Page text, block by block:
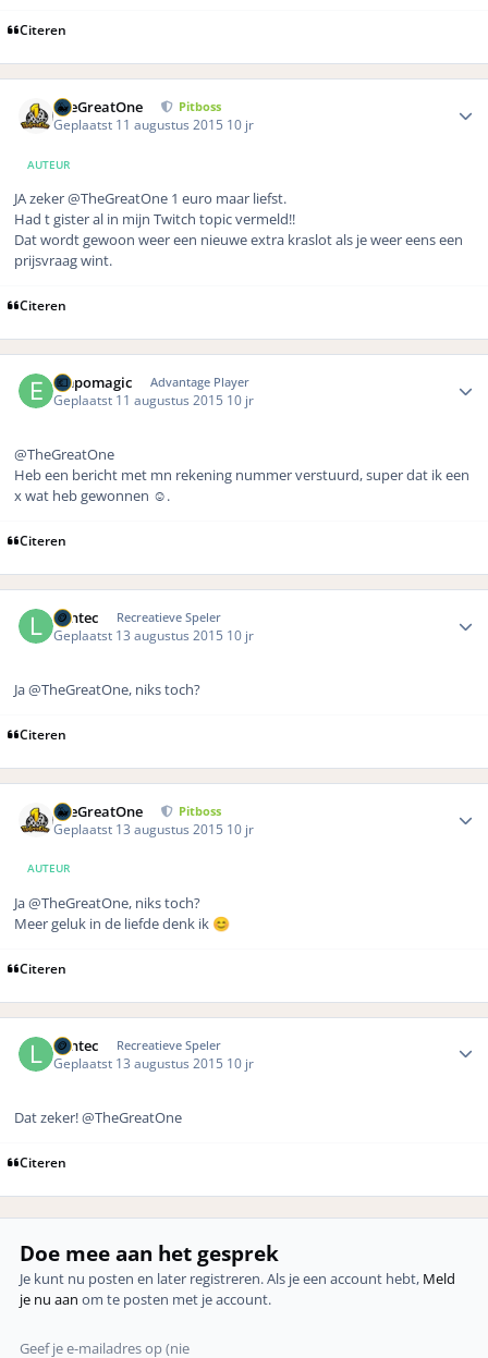
Citeren
TheGreatOne Pitboss
Geplaatst 11 augustus 2015 10 jr
AUTEUR
JA zeker @TheGreatOne 1 euro maar liefst.
Had t gister al in mijn Twitch topic vermeld!!
Dat wordt gewoon weer een nieuwe extra kraslot als je weer eens een
prijsvraag wint.
Citeren
empomagic Advantage Player
Geplaatst 11 augustus 2015 10 jr
@TheGreatOne
Heb een bericht met mn rekening nummer verstuurd, super dat ik een
x wat heb gewonnen ☺️.
Citeren
Lantec Recreatieve Speler
Geplaatst 13 augustus 2015 10 jr
Ja @TheGreatOne, niks toch?
Citeren
TheGreatOne Pitboss
Geplaatst 13 augustus 2015 10 jr
AUTEUR
Ja @TheGreatOne, niks toch?
Meer geluk in de liefde denk ik 😊
Citeren
Lantec Recreatieve Speler
Geplaatst 13 augustus 2015 10 jr
Dat zeker! @TheGreatOne
Citeren
Doe mee aan het gesprek
Je kunt nu posten en later registreren. Als je een account hebt, Meld
je nu aan om te posten met je account.